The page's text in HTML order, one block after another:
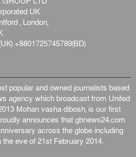
UK
, London,
+8801725745789(BD)
popular and owned journalists based
agency which broadcast from United
Mohan vasha dibosh, is our first
announces that gbnews24.com
across the globe including
the eve of 21st February 2014.